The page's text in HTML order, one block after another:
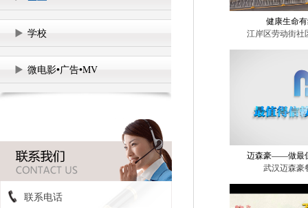
学校
微电影•广告•MV
联系电话
健康生命
江岸区劳动街社
迈森豪——做最
武汉迈森豪